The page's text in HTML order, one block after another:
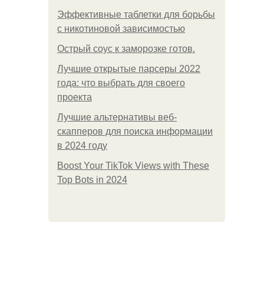
Эффективные таблетки для борьбы
с никотиновой зависимостью
Острый соус к заморозке готов.
Лучшие открытые парсеры 2022
года: что выбрать для своего
проекта
Лучшие альтернативы веб-
скапперов для поиска информации
в 2024 году
Boost Your TikTok Views with These
Top Bots in 2024